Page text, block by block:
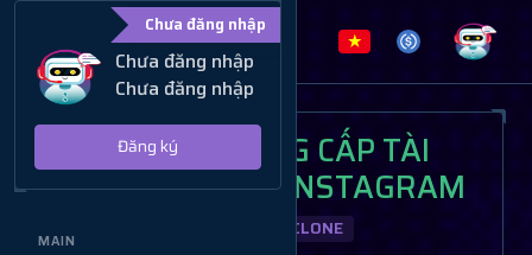
Chưa đăng nhập
Chưa đăng nhập
Chưa đăng nhập
Đăng ký
MAIN
DỊCH VỤ CUNG CẤP TÀI
KHOẢN CLONE INSTAGRAM
DỊCH VỤ BÁN CLONE